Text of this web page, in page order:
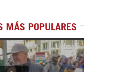
MÁS POPULARES
1de5